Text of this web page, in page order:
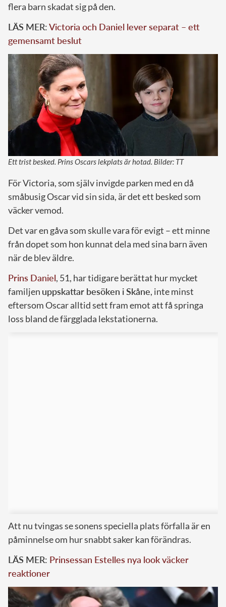
flera barn skadat sig på den.
LÄS MER:Victoria och Daniel lever separat – ett
gemensamt beslut
Ett trist besked. Prins Oscars lekplats är hotad. Bilder: TT
För Victoria, som själv invigde parken med en då
småbusig Oscar vid sin sida, är det ett besked som
väcker vemod.
Det var en gåva som skulle vara för evigt – ett minne
från dopet som hon kunnat dela med sina barn även
när de blev äldre.
Prins Daniel, 51, har tidigare berättat hur mycket
familjen uppskattar besöken i Skåne, inte minst
eftersom Oscar alltid sett fram emot att få springa
loss bland de färgglada lekstationerna.
Att nu tvingas se sonens speciella plats förfalla är en
påminnelse om hur snabbt saker kan förändras.
LÄS MER: Prinsessan Estelles nya look väcker
reaktioner